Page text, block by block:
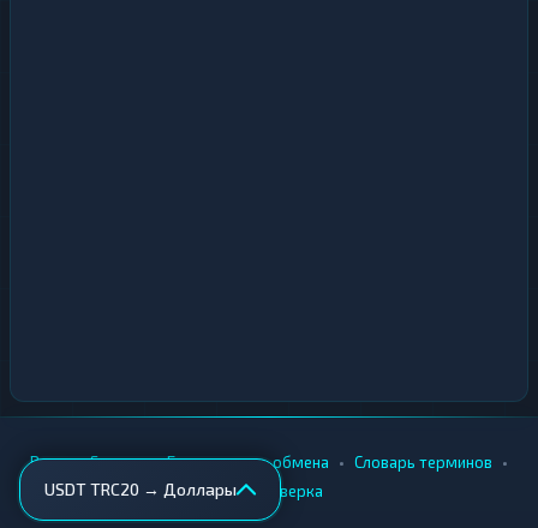
USDT TRC20 → Доллары
Вики • Города • Безопасность обмена • Словарь терминов •
AML-проверка